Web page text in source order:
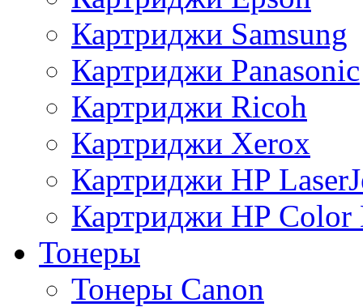
Картриджи Samsung
Картриджи Panasonic
Картриджи Ricoh
Картриджи Xerox
Картриджи HP
Картриджи HP Color
Тонеры
Тонеры Canon